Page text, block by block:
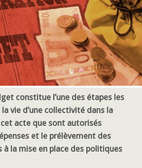
constitue l’une des étapes les
vie d’une collectivité dans la
cet acte que sont autorisés
et le prélèvement des
à la mise en place des politiques